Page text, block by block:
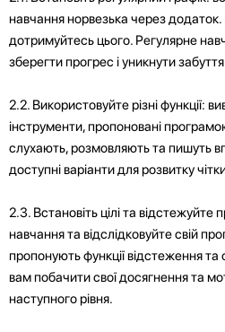
навчання норвезька через додаток.
дотримуйтесь цього. Регулярне
зберегти прогрес і уникнути
2.2. Використовуйте різні функції:
інструменти, пропоновані
слухають, розмовляють та пишуть
доступні варіанти для розвитку
2.3. Встановіть цілі та відстежуйте
навчання та відслідковуйте свій
пропонують функції відстеження
вам побачити свої досягнення та
наступного рівня.